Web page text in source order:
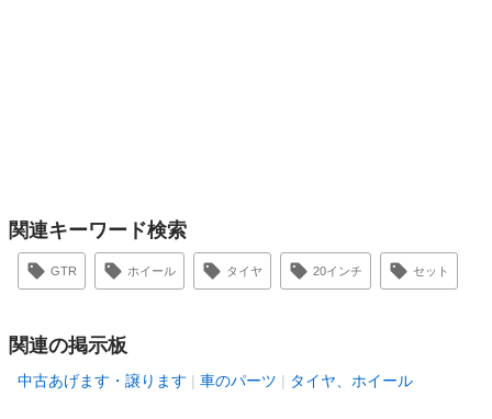
関連キーワード検索
GTR ホイール タイヤ 20インチ セット
関連の掲示板
中古あげます・譲ります 車のパーツ タイヤ、ホイール